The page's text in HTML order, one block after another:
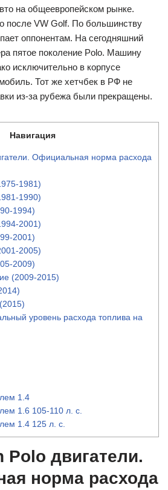
на общеевропейском рынке.
после VW Golf. По большинству
оппонентам. На сегодняшний
пятое поколение Polo. Машину
исключительно в корпусе
Тот же хетчбек в РФ не
из-за рубежа были прекращены.
Навигация
Официальная норма расхода
1981)
1990)
1994)
2001)
2001)
2005)
2009)
(2009-2015)
уровень расхода топлива на
1.4
1.6 105-110 л. с.
1.4 125 л. с.
Polo двигатели.
норма расхода